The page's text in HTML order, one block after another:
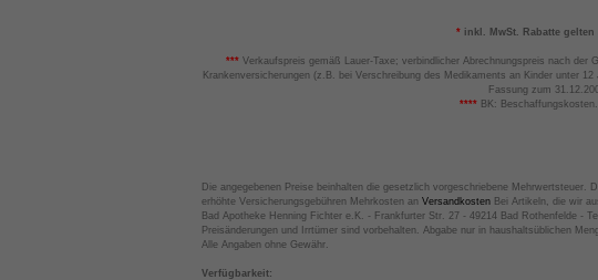
* inkl. MwSt. Rabatte
*** Verkaufspreis gemäß Lauer-Taxe; verbindlicher Abrechnungspreis nach
Krankenversicherungen (z.B. bei Verschreibung des Medikaments an Kinder unter
Fassung zum
**** BK:
Die angegebenen Preise beinhalten die gesetzlich vorgeschriebene
erhöhte Versicherungsgebühren Mehrkosten an Versandkosten Bei Artikeln, die wir
Bad Apotheke Henning Fichter e.K. - Frankfurter Str. 27 - 49214 Bad Rothenfelde -
Preisänderungen und Irrtümer sind vorbehalten. Abgabe nur in haushaltsüblichen
Alle Angaben ohne Gewähr.
Verfügbarkeit: